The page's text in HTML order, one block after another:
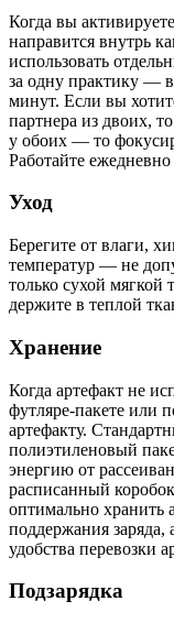
Когда вы
направится внутрь
использовать
за одну практику —
минут. Если вы
партнера из двоих,
у обоих — то
Работайте
Уход
Берегите от влаги,
температур — не
только сухой мягкой
держите в теплой
Хранение
Когда артефакт не
футляре-пакете или
артефакту.
полиэтиленовый
энергию от
расписанный
оптимально хранить
поддержания заряда,
удобства перевозки
Подзарядка